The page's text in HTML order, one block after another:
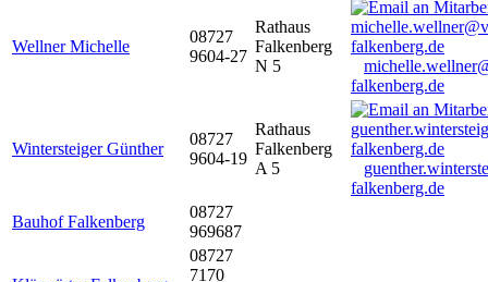
Wellner Michelle
08727
9604-27
Rathaus
Falkenberg
N 5
falkenberg.de
Wintersteiger Günther
08727
9604-19
Rathaus
Falkenberg
A 5
falkenberg.de
Bauhof Falkenberg
08727
969687
08727
7170